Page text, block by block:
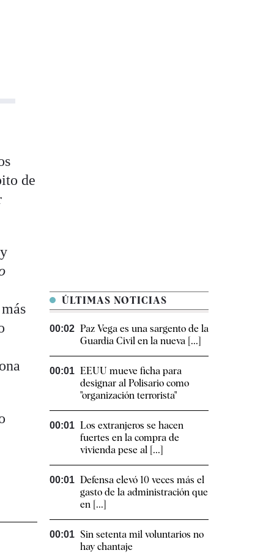
de
ÚLTIMAS NOTICIAS
00:02 Paz Vega es una sargento de la
Guardia Civil en la nueva [...]
00:01 EEUU mueve ficha para
designar al Polisario como
"organización terrorista"
00:01 Los extranjeros se hacen
fuertes en la compra de
vivienda pese al [...]
00:01 Defensa elevó 10 veces más el
gasto de la administración que
en [...]
00:01 Sin setenta mil voluntarios no
hay chantaje